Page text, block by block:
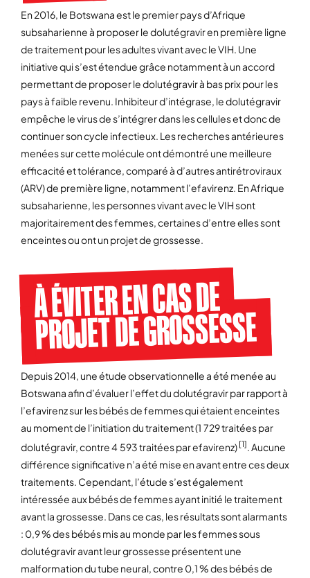
En 2016, le Botswana est le premier pays d’Afrique
subsaharienne à proposer le dolutégravir en première ligne
de traitement pour les adultes vivant avec le VIH. Une
initiative qui s’est étendue grâce notamment à un accord
permettant de proposer le dolutégravir à bas prix pour les
pays à faible revenu. Inhibiteur d’intégrase, le dolutégravir
empêche le virus de s’intégrer dans les cellules et donc de
continuer son cycle infectieux. Les recherches antérieures
menées sur cette molécule ont démontré une meilleure
efficacité et tolérance, comparé à d’autres antirétroviraux
(ARV) de première ligne, notamment l’efavirenz. En Afrique
subsaharienne, les personnes vivant avec le VIH sont
majoritairement des femmes, certaines d’entre elles sont
enceintes ou ont un projet de grossesse.
À ÉVITER EN CAS DE
PROJET DE GROSSESSE
Depuis 2014, une étude observationnelle a été menée au
Botswana afin d’évaluer l’effet du dolutégravir par rapport à
l’efavirenz sur les bébés de femmes qui étaient enceintes
au moment de l’initiation du traitement (1 729 traitées par
dolutégravir, contre 4 593 traitées par efavirenz) [1]. Aucune
différence significative n’a été mise en avant entre ces deux
traitements. Cependant, l’étude s’est également
intéressée aux bébés de femmes ayant initié le traitement
avant la grossesse. Dans ce cas, les résultats sont alarmants
: 0,9 % des bébés mis au monde par les femmes sous
dolutégravir avant leur grossesse présentent une
malformation du tube neural, contre 0,1 % des bébés de